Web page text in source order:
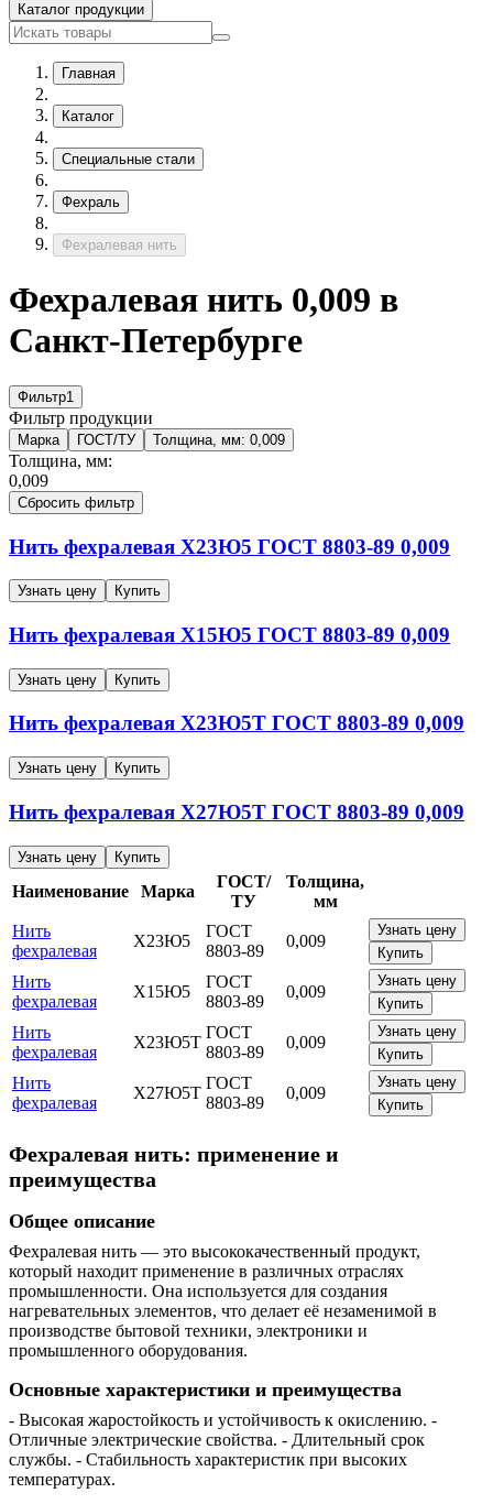
Каталог продукции
Главная
Каталог
Специальные стали
Фехраль
Фехралевая нить
Фехралевая нить 0,009 в
Санкт-Петербурге
Фильтр1
Фильтр продукции
Марка ГОСТ/ТУ Толщина, мм: 0,009
Толщина, мм:
0,009
Сбросить фильтр
Нить фехралевая Х23Ю5 ГОСТ 8803-89 0,009
Узнать цену Купить
Нить фехралевая Х15Ю5 ГОСТ 8803-89 0,009
Узнать цену Купить
Нить фехралевая Х23Ю5Т ГОСТ 8803-89 0,009
Узнать цену Купить
Нить фехралевая Х27Ю5Т ГОСТ 8803-89 0,009
Узнать цену Купить
Наименование Марка
ГОСТ/
ТУ
Толщина,
мм
Нить
фехралевая
Х23Ю5
ГОСТ
8803-89
0,009
Узнать цену
Купить
Нить
фехралевая
Х15Ю5
ГОСТ
8803-89
0,009
Узнать цену
Купить
Нить
фехралевая
Х23Ю5Т
ГОСТ
8803-89
0,009
Узнать цену
Купить
Нить
фехралевая
Х27Ю5Т
ГОСТ
8803-89
0,009
Узнать цену
Купить
Фехралевая нить: применение и
преимущества
Общее описание
Фехралевая нить — это высококачественный продукт,
который находит применение в различных отраслях
промышленности. Она используется для создания
нагревательных элементов, что делает её незаменимой в
производстве бытовой техники, электроники и
промышленного оборудования.
Основные характеристики и преимущества
- Высокая жаростойкость и устойчивость к окислению. -
Отличные электрические свойства. - Длительный срок
службы. - Стабильность характеристик при высоких
температурах.